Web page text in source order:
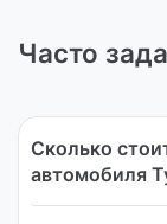
Часто
Сколько
автомобиля